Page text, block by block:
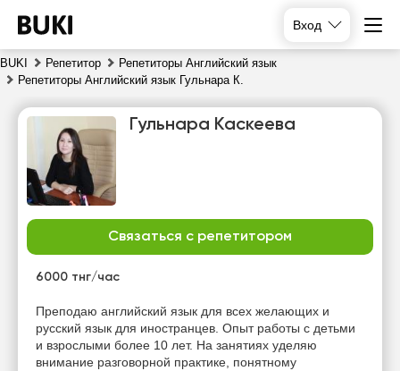
Вход
BUKI Репетитор
Репетиторы Английский язык
Репетиторы Английский язык Гульнара К.
Гульнара Каскеева
Связаться с репетитором
6000 тнг/час
Преподаю английский язык для всех желающих и
русский язык для иностранцев. Опыт работы с детьми
и взрослыми более 10 лет. На занятиях уделяю
внимание разговорной практике, понятному
сб
вс
Нет
свободных
часов
Нет
свободных
часов
Нет
свободных
часов
свободных